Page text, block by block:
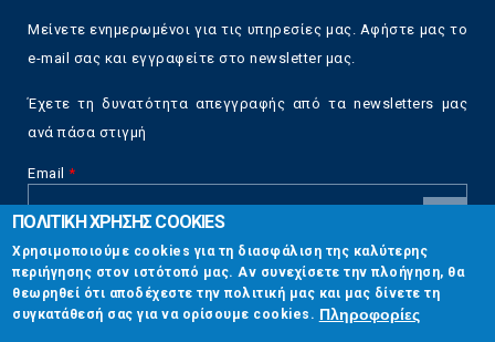
Μείνετε ενημερωμένοι για τις υπηρεσίες μας. Αφήστε μας το
e-mail σας και εγγραφείτε στο newsletter μας.
Έχετε τη δυνατότητα απεγγραφής από τα newsletters μας
ανά πάσα στιγμή
Email *
CAPTCHA
This
question is
for testing
whether or
Επικοινωνία
ΠΟΛΙΤΙΚΗ ΧΡΗΣΗΣ COOKIES
Χρησιμοποιούμε cookies για τη διασφάλιση της καλύτερης
περιήγησης στον ιστότοπό μας. Αν συνεχίσετε την πλοήγηση, θα
θεωρηθεί ότι αποδέχεστε την πολιτική μας και μας δίνετε τη
συγκατάθεσή σας για να ορίσουμε cookies. Πληροφορίες